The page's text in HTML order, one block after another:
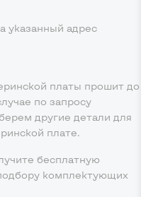
указанный адрес
платы прошит до
по запросу
другие детали для
плате.
бесплатную
комплектующих